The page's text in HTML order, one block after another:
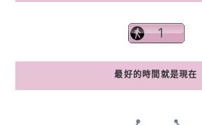
最好的時間就是現在